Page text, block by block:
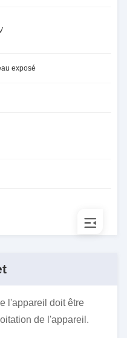
exposé
l'appareil doit être
de l'appareil.